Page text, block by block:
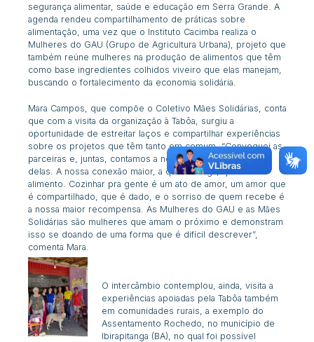
segurança alimentar, saúde e educação em Serra Grande. A
agenda rendeu compartilhamento de práticas sobre
alimentação, uma vez que o Instituto Cacimba realiza o
Mulheres do GAU (Grupo de Agricultura Urbana), projeto que
também reúne mulheres na produção de alimentos que têm
como base ingredientes colhidos viveiro que elas manejam,
buscando o fortalecimento da economia solidária.
Mara Campos, que compõe o Coletivo Mães Solidárias, conta
que com a visita da organização à Tabôa, surgiu a
oportunidade de estreitar laços e compartilhar experiências
sobre os projetos que têm tanto em comum. “Convoquei as
parceiras e, juntas, contamos a nossa história e ouvimos a
delas. A nossa conexão maior, a que nos liga, que é o
alimento. Cozinhar pra gente é um ato de amor, um amor que
é compartilhado, que é dado, e o sorriso de quem recebe é
a nossa maior recompensa. As Mulheres do GAU e as Mães
Solidárias são mulheres que amam o próximo e demonstram
isso se doando de uma forma que é difícil descrever”,
comenta Mara.
O intercâmbio contemplou, ainda, visita a
experiências apoiadas pela Tabôa também
em comunidades rurais, a exemplo do
Assentamento Rochedo, no município de
Ibirapitanga (BA), no qual foi possível